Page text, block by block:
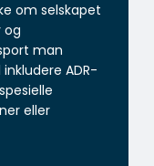
om selskapet
og
man
ADR-
eller